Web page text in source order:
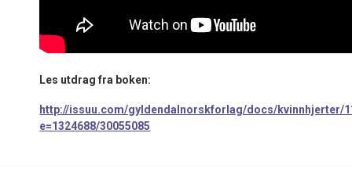
Les utdrag fra boken:
http://issuu.com/gyldendalnorskforlag/docs/kvinnhjerter/
e=1324688/30055085